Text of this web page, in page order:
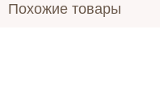
Похожие товары